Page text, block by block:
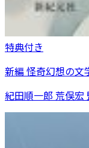
特典付き
新編 怪奇幻想の文
紀田順一郎 荒俣宏